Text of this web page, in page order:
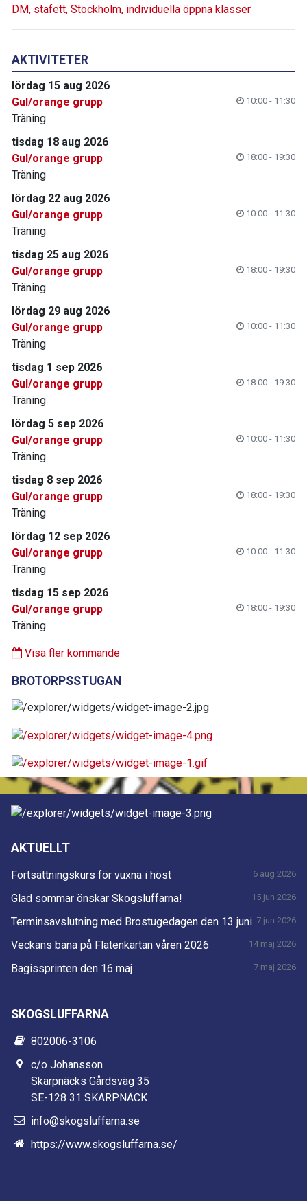
DM, stafett, Stockholm, individuella öppna klasser
AKTIVITETER
lördag 15 aug 2026
Gul/orange grupp
10:00 - 11:30
Träning
tisdag 18 aug 2026
Gul/orange grupp
18:00 - 19:30
Träning
lördag 22 aug 2026
Gul/orange grupp
10:00 - 11:30
Träning
tisdag 25 aug 2026
Gul/orange grupp
18:00 - 19:30
Träning
lördag 29 aug 2026
Gul/orange grupp
10:00 - 11:30
Träning
tisdag 1 sep 2026
Gul/orange grupp
18:00 - 19:30
Träning
lördag 5 sep 2026
Gul/orange grupp
10:00 - 11:30
Träning
tisdag 8 sep 2026
Gul/orange grupp
18:00 - 19:30
Träning
lördag 12 sep 2026
Gul/orange grupp
10:00 - 11:30
Träning
tisdag 15 sep 2026
Gul/orange grupp
18:00 - 19:30
Träning
Visa fler kommande
BROTORPSSTUGAN
AKTUELLT
Fortsättningskurs för vuxna i höst 6 aug 2026
Glad sommar önskar Skogsluffarna! 15 jun 2026
Terminsavslutning med Brostugedagen den 13 juni 7 jun 2026
Veckans bana på Flatenkartan våren 2026 14 maj 2026
Bagissprinten den 16 maj 7 maj 2026
SKOGSLUFFARNA
802006-3106
c/o Johansson
Skarpnäcks Gårdsväg 35
SE-128 31 SKARPNÄCK
info@skogsluffarna.se
https://www.skogsluffarna.se/